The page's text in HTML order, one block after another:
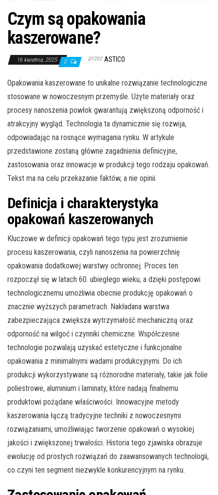
Czym są opakowania
kaszerowane?
16 kwietnia, 2025 0 przez ASTICO
Opakowania kaszerowane to unikalne rozwiązanie technologiczne
stosowane w nowoczesnym przemyśle. Użyte materiały oraz
procesy nanoszenia powłok gwarantują zwiększoną odporność i
atrakcyjny wygląd. Technologia ta dynamicznie się rozwija,
odpowiadając na rosnące wymagania rynku. W artykule
przedstawione zostaną główne zagadnienia definicyjne,
zastosowania oraz innowacje w produkcji tego rodzaju opakowań.
Tekst ma na celu przekazanie faktów, a nie opinii.
Definicja i charakterystyka
opakowań kaszerowanych
Kluczowe w definicji opakowań tego typu jest zrozumienie
procesu kaszerowania, czyli nanoszenia na powierzchnię
opakowania dodatkowej warstwy ochronnej. Proces ten
rozpoczął się w latach 60. ubiegłego wieku, a dzięki postępowi
technologicznemu umożliwia obecnie produkcję opakowań o
znacznie wyższych parametrach. Nakładana warstwa
zabezpieczająca zwiększa wytrzymałość mechaniczną oraz
odporność na wilgoć i czynniki chemiczne. Współczesne
technologie pozwalają uzyskać estetyczne i funkcjonalne
opakowania z minimalnymi wadami produkcyjnymi. Do ich
produkcji wykorzystywane są różnorodne materiały, takie jak folie
poliestrowe, aluminium i laminaty, które nadają finalnemu
produktowi pożądane właściwości. Innowacyjne metody
kaszerowania łączą tradycyjne techniki z nowoczesnymi
rozwiązaniami, umożliwiając tworzenie opakowań o wysokiej
jakości i zwiększonej trwałości. Historia tego zjawiska obrazuje
ewolucję od prostych rozwiązań do zaawansowanych technologii,
co czyni ten segment niezwykle konkurencyjnym na rynku.